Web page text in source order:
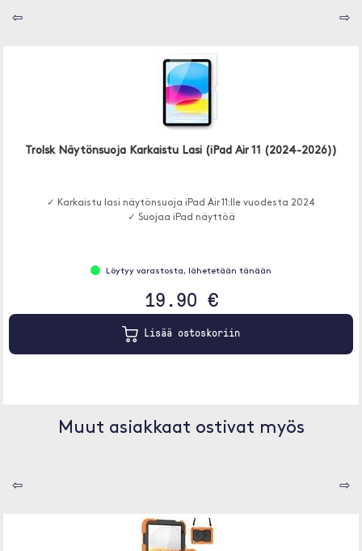
⇦ ⇨
Trolsk Näytönsuoja Karkaistu Lasi (iPad Air 11 (2024-2026))
✓ Karkaistu lasi näytönsuoja iPad Air 11:lle vuodesta 2024
✓ Suojaa iPad näyttöä
Löytyy varastosta, lähetetään tänään
19.90 €
Lisää ostoskoriin
Muut asiakkaat ostivat myös
⇦ ⇨